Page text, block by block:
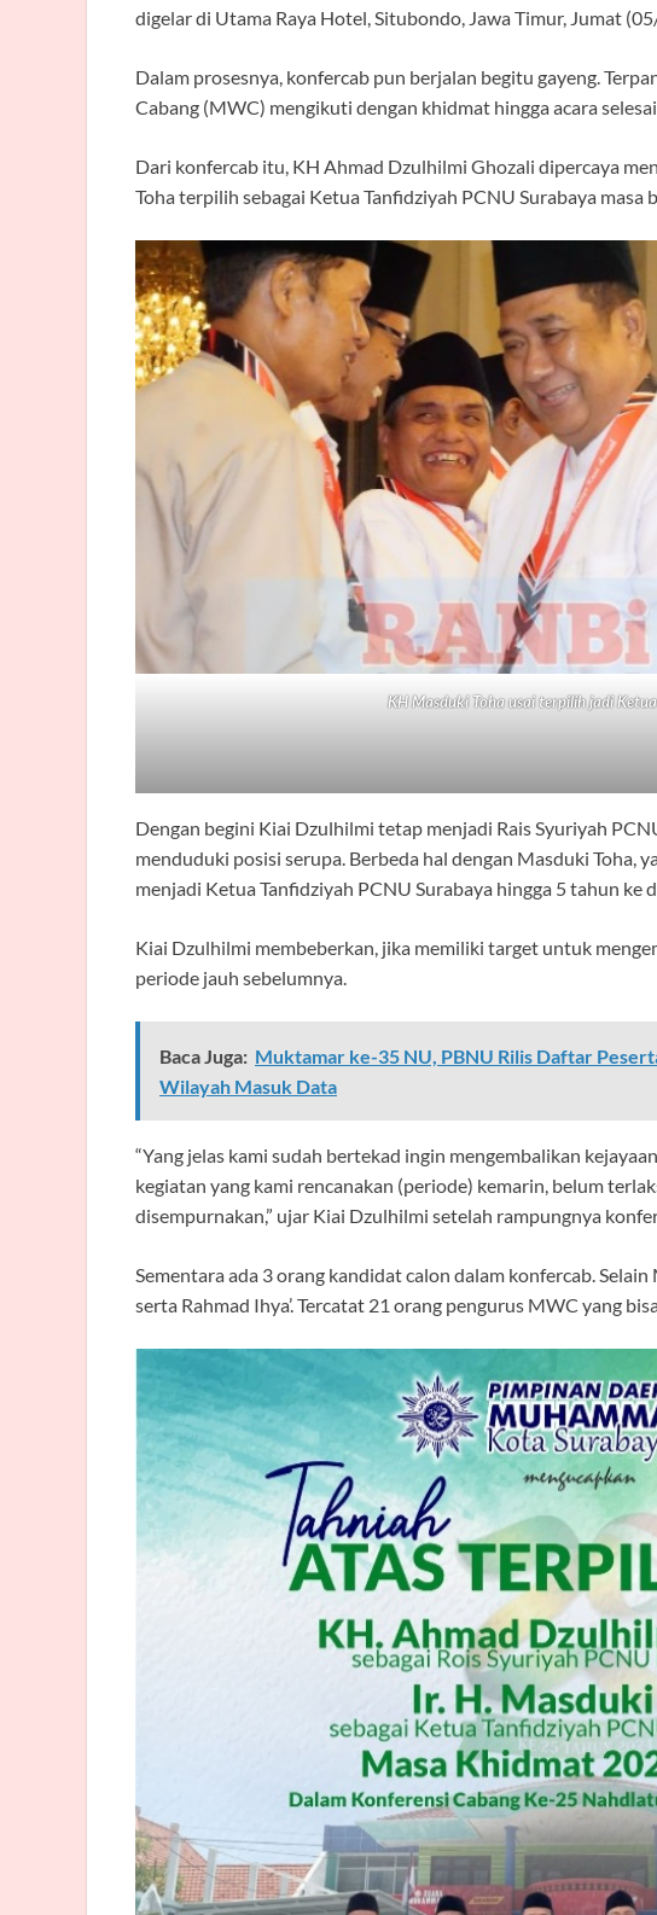
digelar di Utama Raya Hotel, Situbondo, Jawa Timur, Jumat
Dalam prosesnya, konfercab pun berjalan begitu gayeng.
Cabang (MWC) mengikuti dengan khidmat hingga acara
Dari konfercab itu, KH Ahmad Dzulhilmi Ghozali dipercaya
Toha terpilih sebagai Ketua Tanfidziyah PCNU Surabaya masa
KH Masduki Toha usai terpilih jadi
Dengan begini Kiai Dzulhilmi tetap menjadi Rais Syuriyah
menduduki posisi serupa. Berbeda hal dengan Masduki Toha,
menjadi Ketua Tanfidziyah PCNU Surabaya hingga 5 tahun ke
Kiai Dzulhilmi membeberkan, jika memiliki target untuk
periode jauh sebelumnya.
Baca Juga: Muktamar ke-35 NU, PBNU Rilis Daftar
Wilayah Masuk Data
“Yang jelas kami sudah bertekad ingin mengembalikan
kegiatan yang kami rencanakan (periode) kemarin, belum
disempurnakan,” ujar Kiai Dzulhilmi setelah rampungnya
Sementara ada 3 orang kandidat calon dalam konfercab.
serta Rahmad Ihya’. Tercatat 21 orang pengurus MWC yang